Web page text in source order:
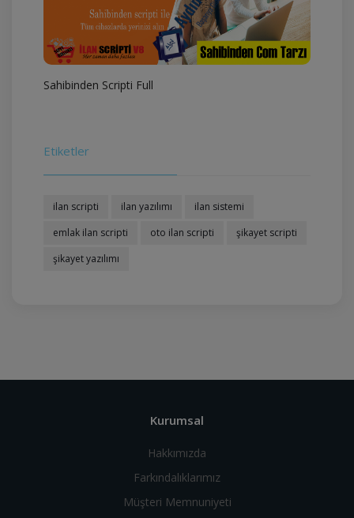
Sahibinden Scripti Full
Etiketler
ilan scripti ilan yazılımı
ilan sistemi
emlak ilan scripti
oto ilan scripti
şikayet scripti
şikayet yazılımı
Kurumsal
Hakkımızda
Farkındalıklarımız
Müşteri Memnuniyeti